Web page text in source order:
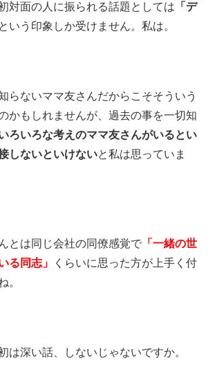
対面の人に振られる話題としては 「デ
という印象しか受けません。私は。
らないママ友さんだからこそそういう
かもしれませんが、過去の事を一切知
ろいろな考えのママ友さんがいるとい
しないといけないと私は思っていま
とは同じ会社の同僚感覚で 「一緒の世
る同志」
くらいに思った方が上手く付
。
は深い話、しないじゃないですか。